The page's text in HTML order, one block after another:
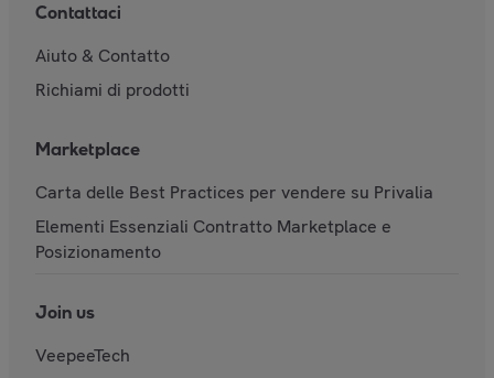
Contattaci
Aiuto & Contatto
Richiami di prodotti
Marketplace
Carta delle Best Practices per vendere su Privalia
Elementi Essenziali Contratto Marketplace e
Posizionamento
Join us
VeepeeTech